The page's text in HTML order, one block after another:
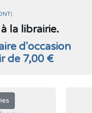
)
la librairie.
d'occasion
de 7,00 €